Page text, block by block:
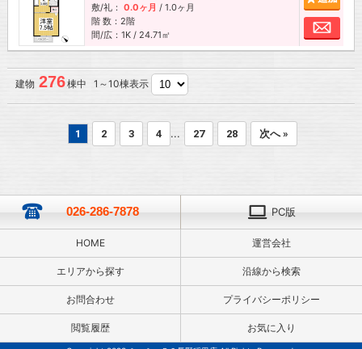
敷/礼： 0.0ヶ月 / 1.0ヶ月
階 数：2階
間/広：1K / 24.71㎡
お
建物 276棟中 1～10棟表示
1 2 3 4 ... 27 28 次へ »
026-286-7878 PC版
HOME 運営会社
エリアから探す 沿線から検索
お問合わせ プライバシーポリシー
閲覧履歴 お気に入り